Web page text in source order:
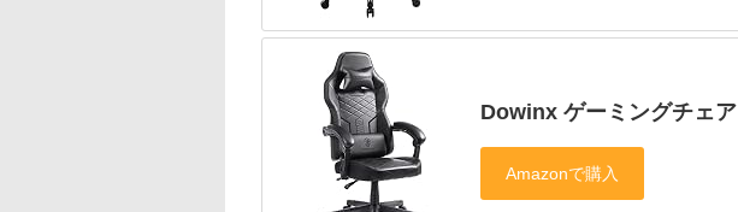
Dowinx ゲーミングチェア